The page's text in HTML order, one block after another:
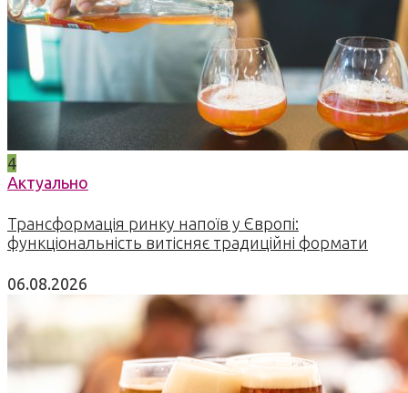
4
Актуально
Трансформація ринку напоїв у Європі:
функціональність витісняє традиційні формати
06.08.2026